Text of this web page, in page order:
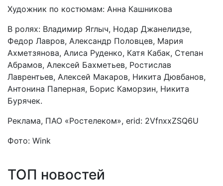
Художник по костюмам: Анна Кашникова
В ролях: Владимир Яглыч, Нодар Джанелидзе,
Федор Лавров, Александр Половцев, Мария
Ахметзянова, Алиса Руденко, Катя Кабак, Степан
Абрамов, Алексей Бахметьев, Ростислав
Лаврентьев, Алексей Макаров, Никита Дювбанов,
Антонина Паперная, Борис Каморзин, Никита
Бурячек.
Реклама, ПАО «Ростелеком», erid: 2VfnxxZSQ6U
Фото: Wink
ТОП новостей